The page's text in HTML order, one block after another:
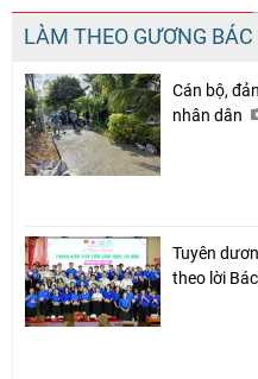
LÀM THEO GƯƠNG BÁC
Cán bộ,
nhân dân
Tuyên
theo lời